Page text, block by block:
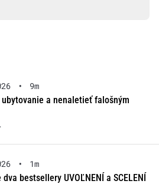
•
9m
a nenaletieť falošným
•
1m
bestsellery UVOĽNENÍ a SCELENÍ